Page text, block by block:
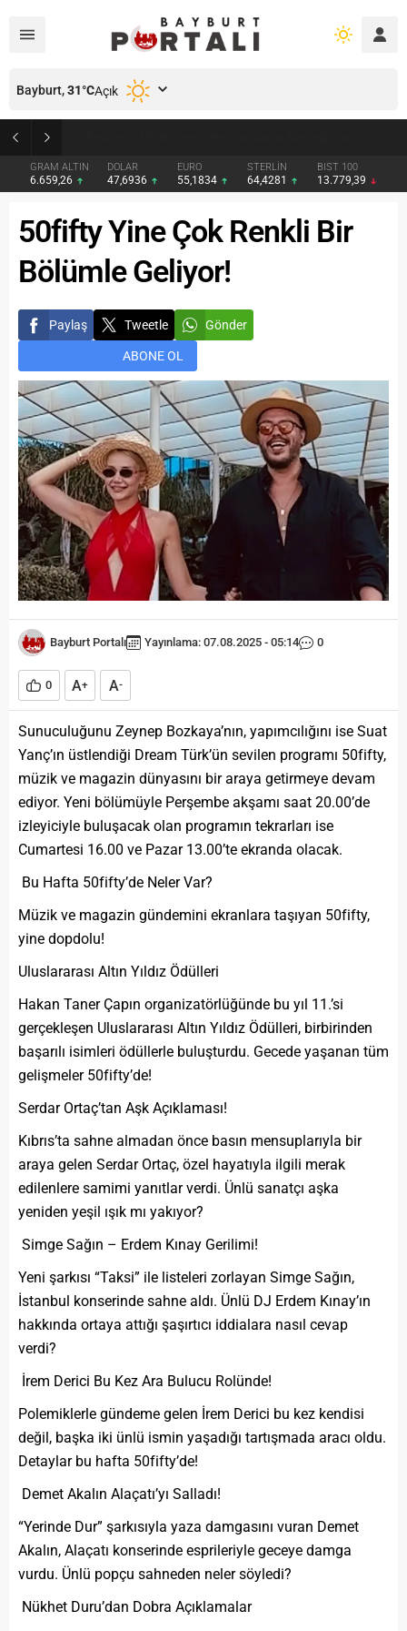
GRAM ALTIN
6.659,26
DOLAR
47,6936
EURO
55,1834
STERLİN
64,4281
BIST 100
13.779,39
Bayburt,31°CAçık
50fifty Yine Çok Renkli Bir
Bölümle Geliyor!
Paylaş Tweetle Gönder
ABONE OL
Bayburt Portalı Yayınlama: 07.08.2025 - 05:14 0
0 A+ A-
Sunuculuğunu Zeynep Bozkaya’nın, yapımcılığını ise Suat
Yanç’ın üstlendiği Dream Türk’ün sevilen programı 50fifty,
müzik ve magazin dünyasını bir araya getirmeye devam
ediyor. Yeni bölümüyle Perşembe akşamı saat 20.00’de
izleyiciyle buluşacak olan programın tekrarları ise
Cumartesi 16.00 ve Pazar 13.00’te ekranda olacak.
Bu Hafta 50fifty’de Neler Var?
Müzik ve magazin gündemini ekranlara taşıyan 50fifty,
yine dopdolu!
Uluslararası Altın Yıldız Ödülleri
Hakan Taner Çapın organizatörlüğünde bu yıl 11.’si
gerçekleşen Uluslararası Altın Yıldız Ödülleri, birbirinden
başarılı isimleri ödüllerle buluşturdu. Gecede yaşanan tüm
gelişmeler 50fifty’de!
Serdar Ortaç’tan Aşk Açıklaması!
Kıbrıs’ta sahne almadan önce basın mensuplarıyla bir
araya gelen Serdar Ortaç, özel hayatıyla ilgili merak
edilenlere samimi yanıtlar verdi. Ünlü sanatçı aşka
yeniden yeşil ışık mı yakıyor?
Simge Sağın – Erdem Kınay Gerilimi!
Yeni şarkısı “Taksi” ile listeleri zorlayan Simge Sağın,
İstanbul konserinde sahne aldı. Ünlü DJ Erdem Kınay’ın
hakkında ortaya attığı şaşırtıcı iddialara nasıl cevap
verdi?
İrem Derici Bu Kez Ara Bulucu Rolünde!
Polemiklerle gündeme gelen İrem Derici bu kez kendisi
değil, başka iki ünlü ismin yaşadığı tartışmada aracı oldu.
Detaylar bu hafta 50fifty’de!
Demet Akalın Alaçatı’yı Salladı!
“Yerinde Dur” şarkısıyla yaza damgasını vuran Demet
Akalın, Alaçatı konserinde esprileriyle geceye damga
vurdu. Ünlü popçu sahneden neler söyledi?
Nükhet Duru’dan Dobra Açıklamalar